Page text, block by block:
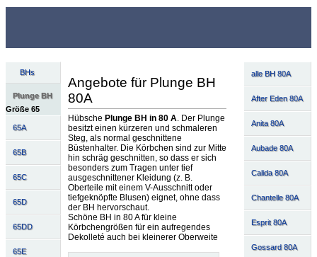
BHs
Plunge BH
Größe 65
65A
65B
65C
65D
65DD
65E
alle BH 80A
After Eden 80A
Anita 80A
Aubade 80A
Calida 80A
Chantelle 80A
Esprit 80A
Gossard 80A
Angebote für Plunge BH
80A
Hübsche Plunge BH in 80 A. Der Plunge
besitzt einen kürzeren und schmaleren
Steg, als normal geschnittene
Büstenhalter. Die Körbchen sind zur Mitte
hin schräg geschnitten, so dass er sich
besonders zum Tragen unter tief
ausgeschnittener Kleidung (z. B.
Oberteile mit einem V-Ausschnitt oder
tiefgeknöpfte Blusen) eignet, ohne dass
der BH hervorschaut.
Schöne BH in 80 A für kleine
Körbchengrößen für ein aufregendes
Dekolleté auch bei kleinerer Oberweite